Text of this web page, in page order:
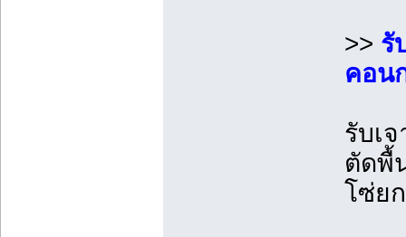
>> รั
คอน
รับเ
ตัดพื้
โซ่ย